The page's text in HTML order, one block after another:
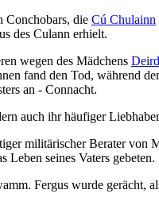
Conchobars, die Cú Chulainn
des Culann erhielt.
wegen des Mädchens
fand den Tod, während
an - Connacht.
auch ihr häufiger
militärischer Berater von
Leben seines Vaters gebeten.
Fergus wurde gerächt,